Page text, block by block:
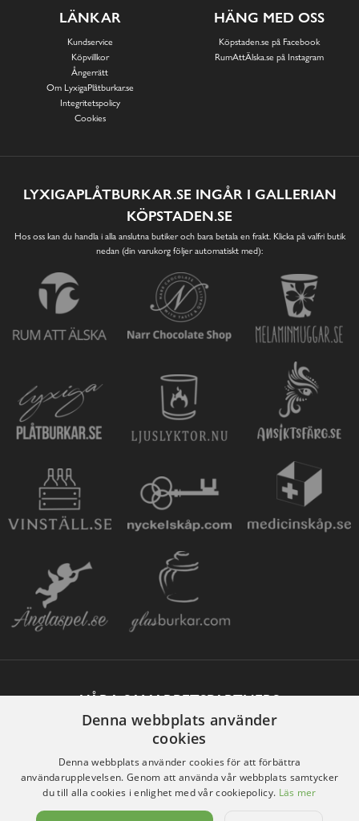
LÄNKAR
Kundservice
Köpvillkor
Ångerrätt
Om LyxigaPlåtburkar.se
Integritetspolicy
Cookies
HÄNG MED OSS
Köpstaden.se på Facebook
RumAttÄlska.se på Instagram
LYXIGAPLÅTBURKAR.SE INGÅR I GALLERIAN
KÖPSTADEN.SE
Hos oss kan du handla i alla anslutna butiker och bara betala en frakt. Klicka på valfri butik
nedan (din varukorg följer automatiskt med):
VÅRA SAMARBETSPARTNERS
Denna webbplats använder
cookies
Denna webbplats använder cookies för att förbättra
användarupplevelsen. Genom att använda vår webbplats samtycker
du till alla cookies i enlighet med vår cookiepolicy. Läs mer